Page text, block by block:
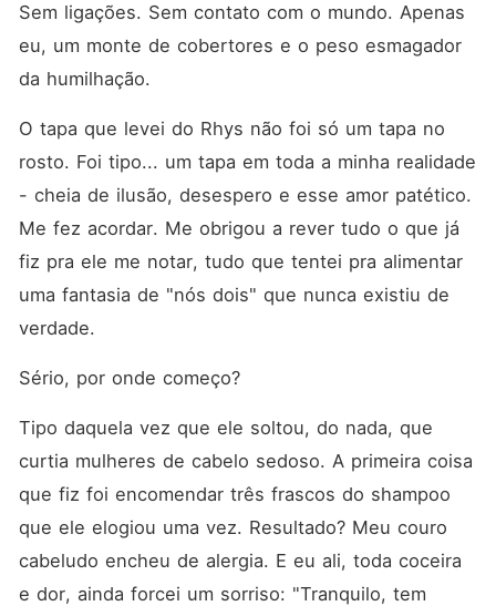
Sem ligações. Sem contato com o mundo. Apenas
eu, um monte de cobertores e o peso esmagador
da humilhação.
O tapa que levei do Rhys não foi só um tapa no
rosto. Foi tipo... um tapa em toda a minha realidade
- cheia de ilusão, desespero e esse amor patético.
Me fez acordar. Me obrigou a rever tudo o que já
fiz pra ele me notar, tudo que tentei pra alimentar
uma fantasia de "nós dois" que nunca existiu de
verdade.
Sério, por onde começo?
Tipo daquela vez que ele soltou, do nada, que
curtia mulheres de cabelo sedoso. A primeira coisa
que fiz foi encomendar três frascos do shampoo
que ele elogiou uma vez. Resultado? Meu couro
cabeludo encheu de alergia. E eu ali, toda coceira
e dor, ainda forcei um sorriso: "Tranquilo, tem